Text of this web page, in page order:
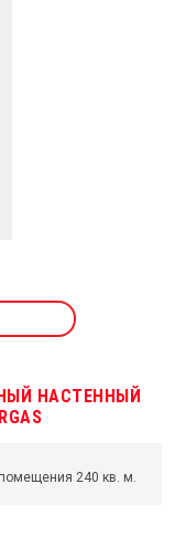
НАСТЕННЫЙ
240 кв. м.